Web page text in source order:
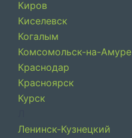
Киров
Киселевск
Когалым
Комсомольск-на-Амуре
Краснодар
Красноярск
Курск
Ленинск-Кузнецкий